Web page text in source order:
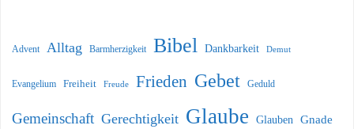
Advent Alltag Barmherzigkeit Bibel Dankbarkeit Demut
Evangelium Freiheit Freude Frieden Gebet Geduld
Gemeinschaft Gerechtigkeit Glaube Glauben Gnade